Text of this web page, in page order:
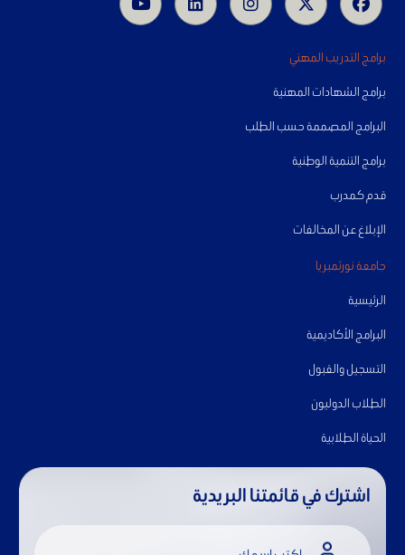
برامج التدريب المهني
برامج الشهادات المهنية
البرامج المصممة حسب الطلب
برامج التنمية الوطنية
قدم كمدرب
الإبلاغ عن المخالفات
جامعة نورثمبريا
الرئيسية
البرامج الأكاديمية
التسجيل والقبول
الطلاب الدوليون
الحياة الطلابية
اشترك في قائمتنا البريدية